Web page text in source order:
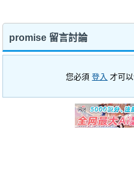
promise 留言討論
您必須登入 才可